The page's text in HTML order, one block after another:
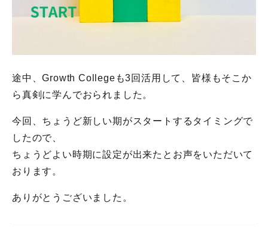
途中、Growth Collegeも3回活用して、皆様もそこか
ら真剣に学んでおられました。
今回、ちょうど新しい期がスタートするタイミングで
したので、
ちょうどよい時期に設定が出来たとお声をいただいて
おります。
ありがとうございました。